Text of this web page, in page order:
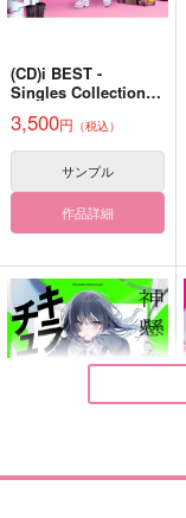
WITH YOU
(CD)i BEST -
Singles Collection-
盤)/CHiCO with Hone
yWorks
3,500円 （税込）
サンプル
作品詳細